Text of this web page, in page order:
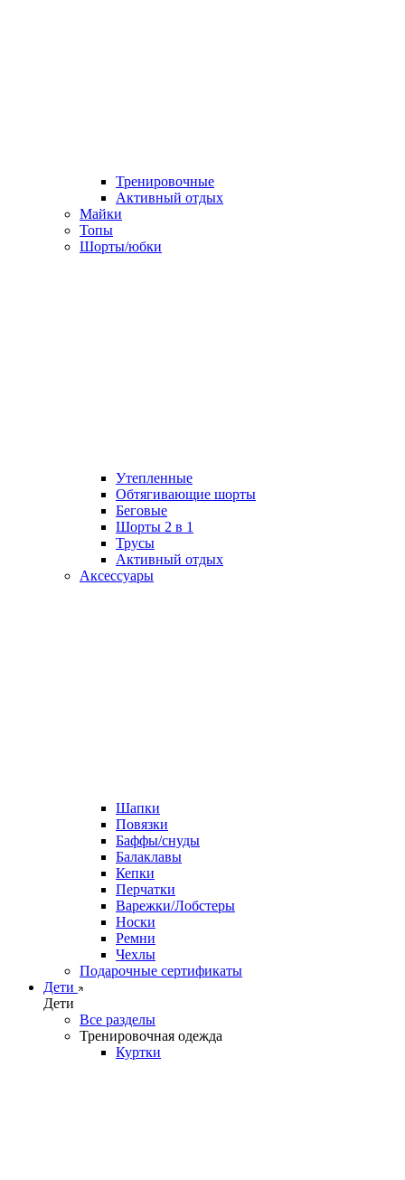
Тренировочные
Активный отдых
Майки
Топы
Шорты/юбки
Утепленные
Обтягивающие шорты
Беговые
Шорты 2 в 1
Трусы
Активный отдых
Аксессуары
Шапки
Повязки
Баффы/снуды
Балаклавы
Кепки
Перчатки
Варежки/Лобстеры
Носки
Ремни
Чехлы
Подарочные сертификаты
Дети
Дети
Все разделы
Тренировочная одежда
Куртки